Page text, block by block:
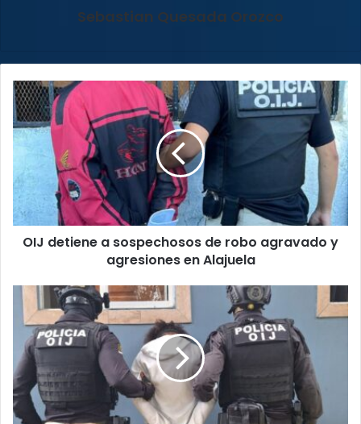
Sebastian Quesada Orozco
OIJ
detiene
a
sospechosos
robo
agravado
agresiones
enOIJ detiene a sospechosos de robo agravado y
agresiones en Alajuela
Identifican
sospechoso
de
tentativa
de
homicidio
y